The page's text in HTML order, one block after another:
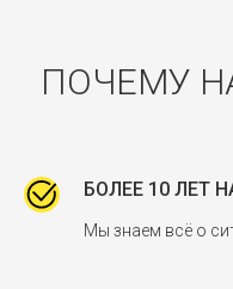
ПОЧЕМУ
БОЛЕЕ 10 ЛЕТ
Мы знаем всё о